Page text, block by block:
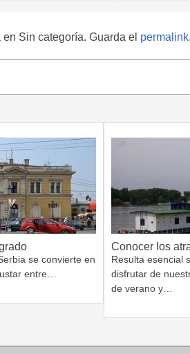
Sin categoría. Guarda el permalink.
se convierte en
entre…
Conocer los
Resulta esencial
disfrutar de
de verano y…